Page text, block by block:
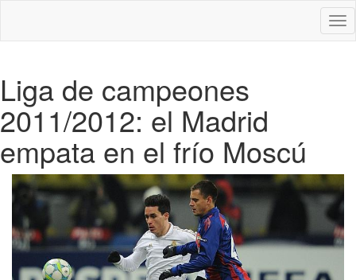
Liga de campeones
2011/2012: el Madrid
empata en el frío Moscú